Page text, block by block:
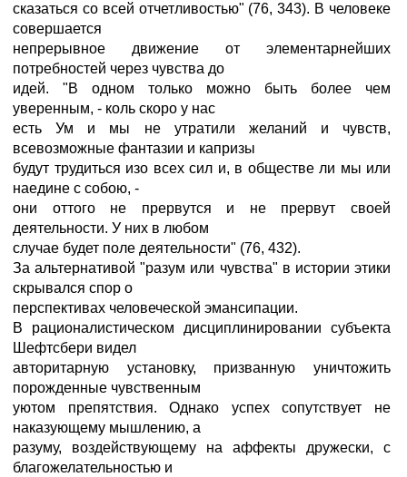
сказаться со всей отчетливостью" (76, 343). В человеке
совершается
непрерывное движение от элементарнейших
потребностей через чувства до
идей. "В одном только можно быть более чем
уверенным, - коль скоро у нас
есть Ум и мы не утратили желаний и чувств,
всевозможные фантазии и капризы
будут трудиться изо всех сил и, в обществе ли мы или
наедине с собою, -
они оттого не прервутся и не прервут своей
деятельности. У них в любом
случае будет поле деятельности" (76, 432).
За альтернативой "разум или чувства" в истории этики
скрывался спор о
перспективах человеческой эмансипации.
В рационалистическом дисциплинировании субъекта
Шефтсбери видел
авторитарную установку, призванную уничтожить
порожденные чувственным
уютом препятствия. Однако успех сопутствует не
наказующему мышлению, а
разуму, воздействующему на аффекты дружески, с
благожелательностью и